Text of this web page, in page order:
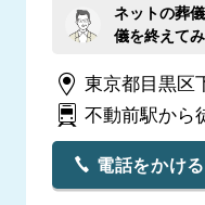
ネットの葬
儀を終えて
した。
東京都目黒区
不動前駅から
電話をかける